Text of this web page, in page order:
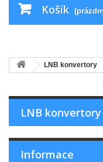
Košík
LNB konvertory
LNB konvertory
Informace